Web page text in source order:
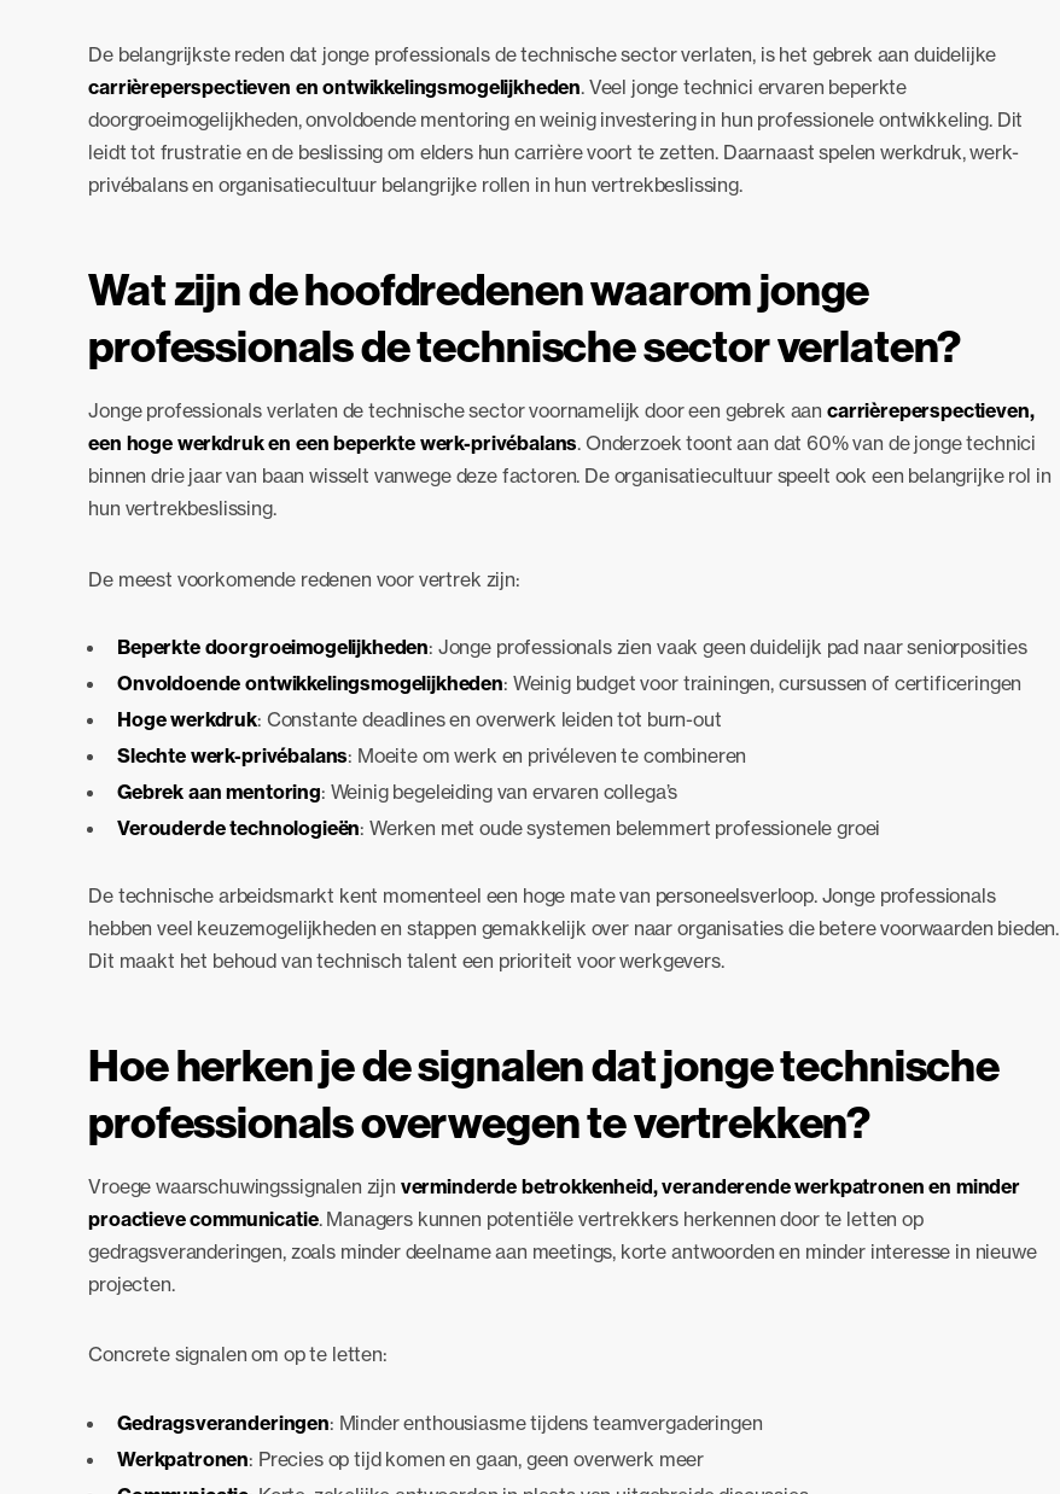
De belangrijkste reden dat jonge professionals de technische sector verlaten, is het gebrek aan duidelijke
carrièreperspectieven en ontwikkelingsmogelijkheden. Veel jonge technici ervaren beperkte
doorgroeimogelijkheden, onvoldoende mentoring en weinig investering in hun professionele ontwikkeling. Dit
leidt tot frustratie en de beslissing om elders hun carrière voort te zetten. Daarnaast spelen werkdruk, werk-
privébalans en organisatiecultuur belangrijke rollen in hun vertrekbeslissing.
Wat zijn de hoofdredenen waarom jonge
professionals de technische sector verlaten?
Jonge professionals verlaten de technische sector voornamelijk door een gebrek aan carrièreperspectieven,
een hoge werkdruk en een beperkte werk-privébalans. Onderzoek toont aan dat 60% van de jonge technici
binnen drie jaar van baan wisselt vanwege deze factoren. De organisatiecultuur speelt ook een belangrijke rol in
hun vertrekbeslissing.
De meest voorkomende redenen voor vertrek zijn:
Beperkte doorgroeimogelijkheden: Jonge professionals zien vaak geen duidelijk pad naar seniorposities
Onvoldoende ontwikkelingsmogelijkheden: Weinig budget voor trainingen, cursussen of certificeringen
Hoge werkdruk: Constante deadlines en overwerk leiden tot burn-out
Slechte werk-privébalans: Moeite om werk en privéleven te combineren
Gebrek aan mentoring: Weinig begeleiding van ervaren collega’s
Verouderde technologieën: Werken met oude systemen belemmert professionele groei
De technische arbeidsmarkt kent momenteel een hoge mate van personeelsverloop. Jonge professionals
hebben veel keuzemogelijkheden en stappen gemakkelijk over naar organisaties die betere voorwaarden bieden.
Dit maakt het behoud van technisch talent een prioriteit voor werkgevers.
Hoe herken je de signalen dat jonge technische
professionals overwegen te vertrekken?
Vroege waarschuwingssignalen zijn verminderde betrokkenheid, veranderende werkpatronen en minder
proactieve communicatie. Managers kunnen potentiële vertrekkers herkennen door te letten op
gedragsveranderingen, zoals minder deelname aan meetings, korte antwoorden en minder interesse in nieuwe
projecten.
Concrete signalen om op te letten:
Gedragsveranderingen: Minder enthousiasme tijdens teamvergaderingen
Werkpatronen: Precies op tijd komen en gaan, geen overwerk meer